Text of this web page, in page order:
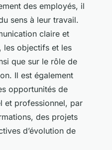
des employés, il
sens à leur travail.
claire et
les objectifs et les
que sur le rôle de
Il est également
opportunités de
et professionnel, par
des projets
d’évolution de